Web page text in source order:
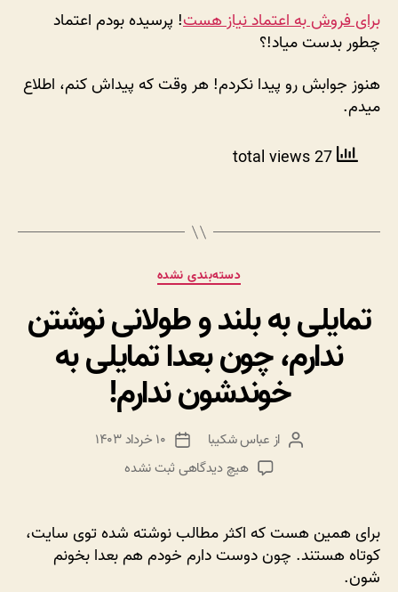
که
فروش
برای فروش به اعتماد نیاز هست! پرسیده بودم اعتماد
چطور بدست میاد!؟
هنوز جوابش رو پیدا نکردم! هر وقت که پیداش کنم، اطلاع
میدم.
دسته‌ها
دسته‌بندی نشده
تمایلی به بلند و طولانی نوشتن
ندارم، چون بعدا تمایلی به
خوندشون ندارم!
نویسنده
نوشته
از عباس شکیبا
تاریخ
نوشته
۱۰ خرداد ۱۴۰۳
هیچ دیدگاهیبرای
بلند
و
طولانی
ثبت نشده
برای همین هست که اکثر مطالب نوشته شده توی سایت،
کوتاه هستند. چون دوست دارم خودم هم بعدا بخونم
شون.